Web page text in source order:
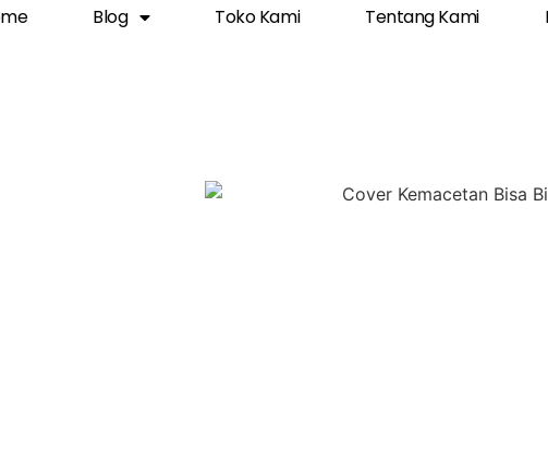
Blog Toko Kami Tentang Kami